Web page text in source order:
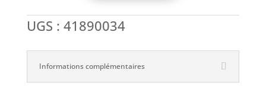
UGS : 41890034
Informations complémentaires